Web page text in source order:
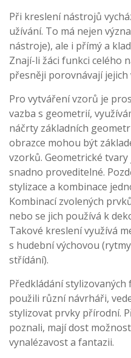
Při kreslení nástrojů
užívání. To má nejen
nástroje), ale i přímý a
Znají-li žáci funkci celého
přesněji porovnávají
Pro vytváření vzorů je
vazba s geometrií,
náčrty základních
obrazce mohou být
vzorků. Geometrické
snadno proveditelné.
stylizace a kombinace
Kombinací zvolených
nebo se jich používá k
Takové kreslení využívá
s hudební výchovou
střídání).
Předkládání
použili různí návrháři,
stylizovat prvky přírodní.
poznali, mají dost
vynalézavost a fantazii.